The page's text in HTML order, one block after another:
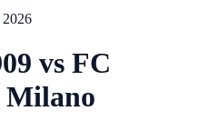
2026
vs FC
Milano